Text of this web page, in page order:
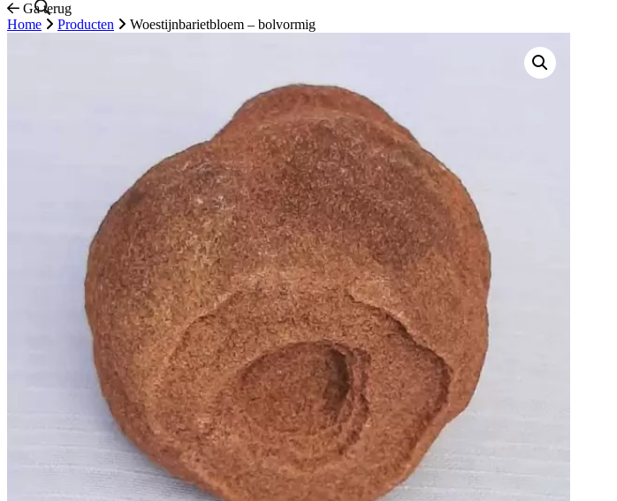
Ga terug
Home
Producten
Woestijnbarietbloem – bolvormig